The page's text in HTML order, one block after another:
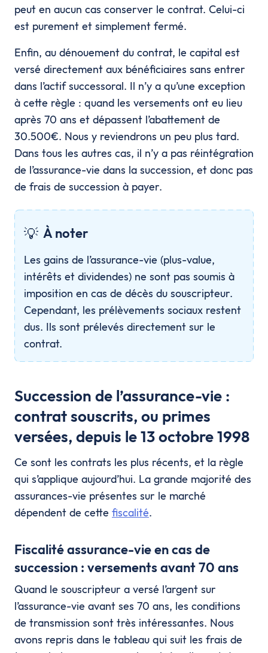
peut en aucun cas conserver le contrat. Celui-ci
est purement et simplement fermé.
Enfin, au dénouement du contrat, le capital est
versé directement aux bénéficiaires sans entrer
dans l’actif successoral. Il n’y a qu’une exception
à cette règle : quand les versements ont eu lieu
après 70 ans et dépassent l’abattement de
30.500€. Nous y reviendrons un peu plus tard.
Dans tous les autres cas, il n’y a pas réintégration
de l’assurance-vie dans la succession, et donc pas
de frais de succession à payer.
💡 À noter
Les gains de l’assurance-vie (plus-value,
intérêts et dividendes) ne sont pas soumis à
imposition en cas de décès du souscripteur.
Cependant, les prélèvements sociaux restent
dus. Ils sont prélevés directement sur le
contrat.
Succession de l’assurance-vie :
contrat souscrits, ou primes
versées, depuis le 13 octobre 1998
Ce sont les contrats les plus récents, et la règle
qui s’applique aujourd’hui. La grande majorité des
assurances-vie présentes sur le marché
dépendent de cette fiscalité.
Fiscalité assurance-vie en cas de
succession : versements avant 70 ans
Quand le souscripteur a versé l’argent sur
l’assurance-vie avant ses 70 ans, les conditions
de transmission sont très intéressantes. Nous
avons repris dans le tableau qui suit les frais de